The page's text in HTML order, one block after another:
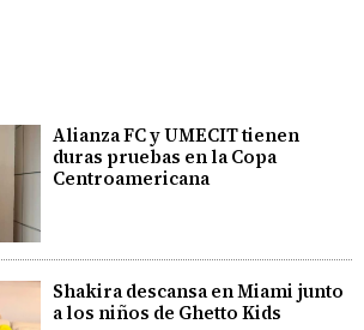
Alianza FC y UMECIT tienen
duras pruebas en la Copa
Centroamericana
Shakira descansa en Miami junto
a los niños de Ghetto Kids